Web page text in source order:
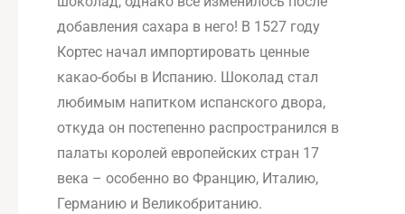
добавления сахара в него! В 1527 году
Кортес начал импортировать ценные
какао-бобы в Испанию. Шоколад стал
любимым напитком испанского двора,
откуда он постепенно распространился в
палаты королей европейских стран 17
века – особенно во Францию, Италию,
Германию и Великобританию.